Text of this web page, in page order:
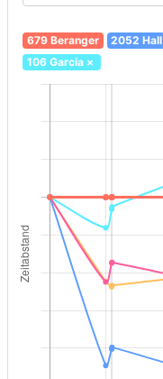
679 Beranger 2052 Hall
106 Garcia×